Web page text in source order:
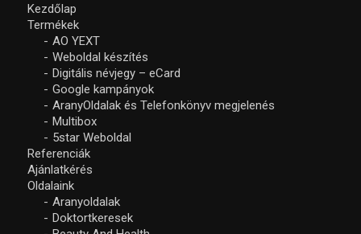
Kezdőlap
Termékek
AO YEXT
Weboldal készítés
Digitális névjegy – eCard
Google kampányok
AranyOldalak és Telefonkönyv megjelenés
Multibox
5star Weboldal
Referenciák
Ajánlatkérés
Oldalaink
Aranyoldalak
Doktortkeresek